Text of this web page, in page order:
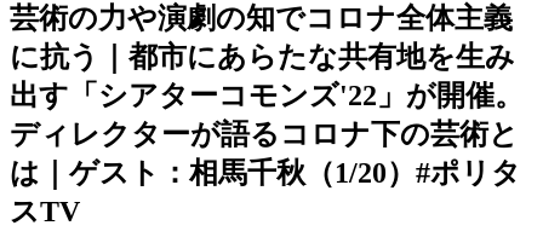
芸術の力や演劇の知でコロナ全体主義
に抗う｜都市にあらたな共有地を生み
出す「シアターコモンズ'22」が開催。
ディレクターが語るコロナ下の芸術と
は｜ゲスト：相馬千秋（1/20）#ポリタ
スTV